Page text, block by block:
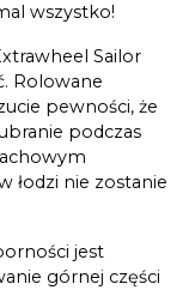
wszystko!
Sailor
Rolowane
pewności, że
podczas
łodzi nie zostanie
jest
górnej części